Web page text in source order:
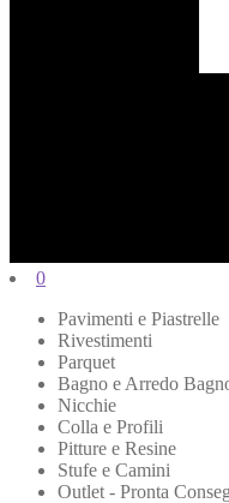
0
Pavimenti e Piastrelle
Rivestimenti
Parquet
Bagno e Arredo
Nicchie
Colla e Profili
Pitture e Resine
Stufe e Camini
Outlet - Pronta